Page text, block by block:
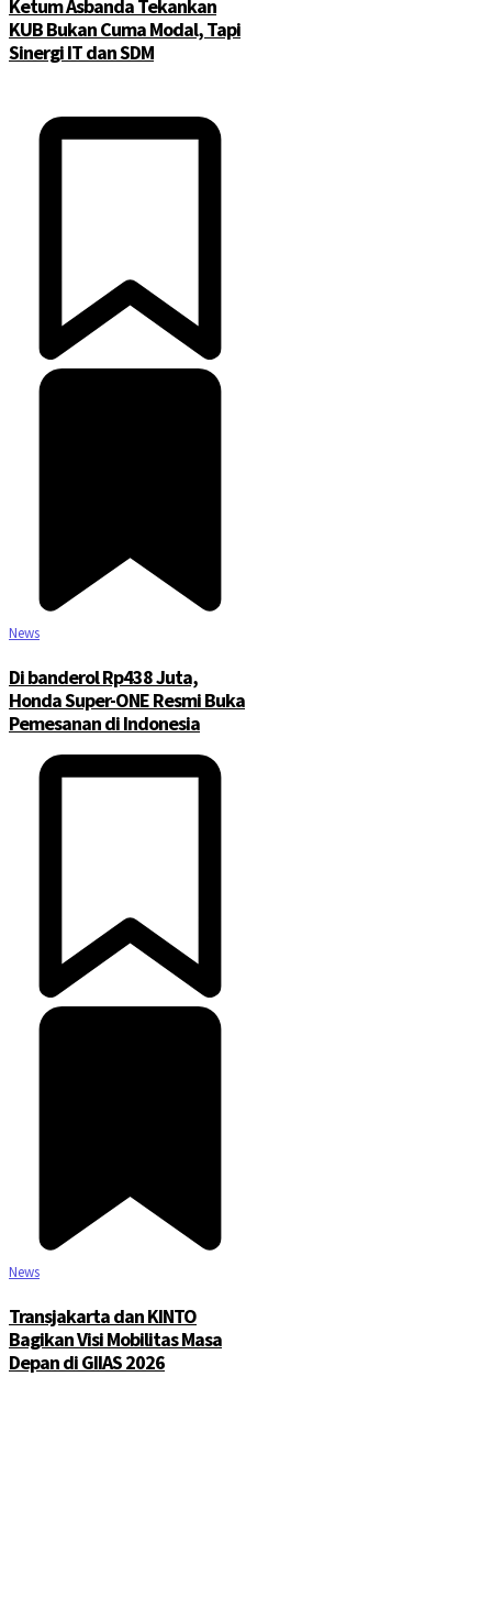
Ketum Asbanda Tekankan
KUB Bukan Cuma Modal, Tapi
Sinergi IT dan SDM
News
Di banderol Rp438 Juta,
Honda Super-ONE Resmi Buka
Pemesanan di Indonesia
News
Transjakarta dan KINTO
Bagikan Visi Mobilitas Masa
Depan di GIIAS 2026